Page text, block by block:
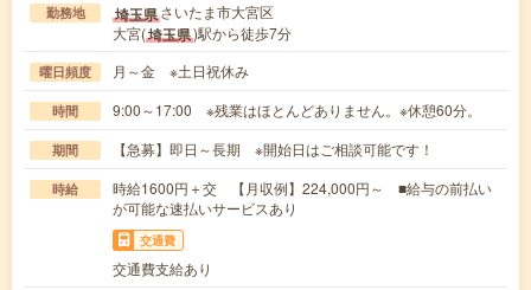
勤務地 埼玉県さいたま市大宮区
大宮(埼玉県)駅から徒歩7分
曜日頻度 月～金 ※土日祝休み
時間 9:00～17:00 ※残業はほとんどありません。※休憩60分。
期間 【急募】即日～長期 ※開始日はご相談可能です！
時給
時給1600円＋交 【月収例】224,000円～ ■給与の前払い
が可能な速払いサービスあり
交通費
交通費支給あり